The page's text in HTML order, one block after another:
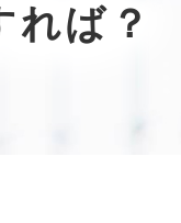
ば？